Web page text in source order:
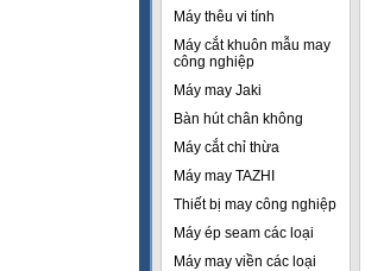
Máy thêu vi tính
Máy cắt khuôn mẫu may
công nghiệp
Máy may Jaki
Bàn hút chân không
Máy cắt chỉ thừa
Máy may TAZHI
Thiết bị may công nghiệp
Máy ép seam các loại
Máy may viền các loại